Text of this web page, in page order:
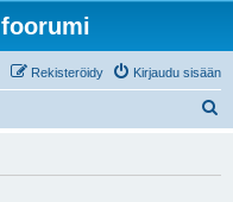
Kirjaudu sisään
Rekisteröidy